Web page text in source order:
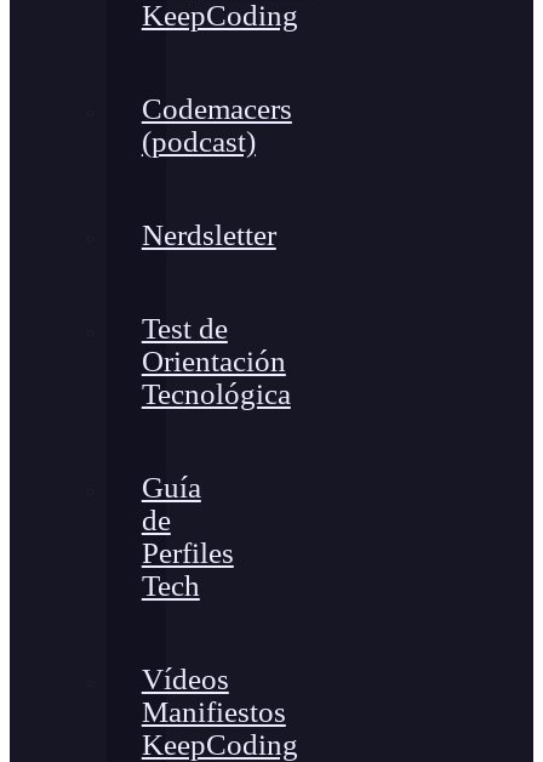
KeepCoding
Codemacers
(podcast)
Nerdsletter
Test de
Orientación
Tecnológica
Guía
de
Perfiles
Tech
Vídeos
Manifiestos
KeepCoding